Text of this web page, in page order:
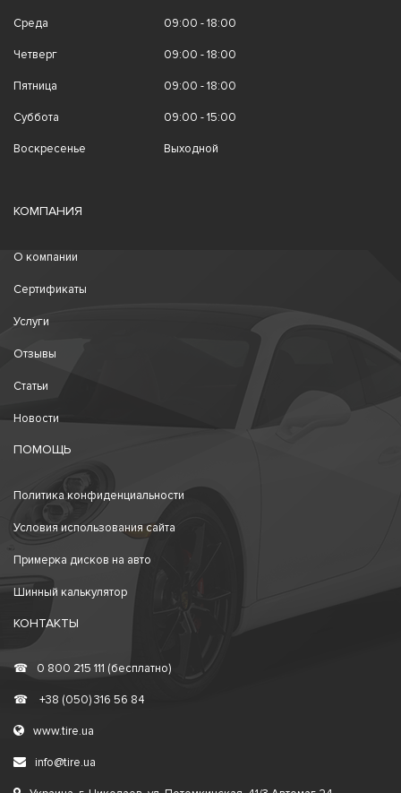
Среда 09:00 - 18:00
Четверг 09:00 - 18:00
Пятница 09:00 - 18:00
Суббота 09:00 - 15:00
Воскресенье Выходной
КОМПАНИЯ
О компании
Сертификаты
Услуги
Отзывы
Статьи
Новости
ПОМОЩЬ
Политика конфиденциальности
Условия использования сайта
Примерка дисков на авто
Шинный калькулятор
КОНТАКТЫ
☎ 0 800 215 111 (бесплатно)
☎ +38 (050) 316 56 84
www.tire.ua
info@tire.ua